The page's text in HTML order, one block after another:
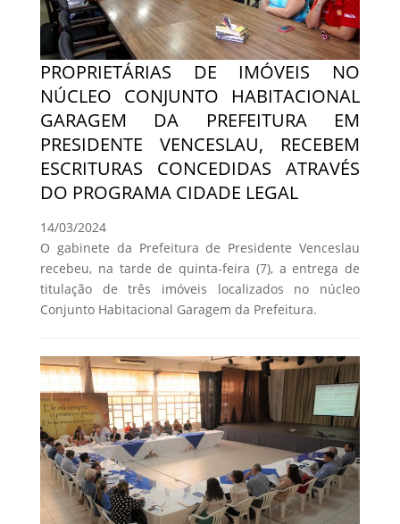
PROPRIETÁRIAS DE IMÓVEIS NO
NÚCLEO CONJUNTO HABITACIONAL
GARAGEM DA PREFEITURA EM
PRESIDENTE VENCESLAU, RECEBEM
ESCRITURAS CONCEDIDAS ATRAVÉS
DO PROGRAMA CIDADE LEGAL
14/03/2024
O gabinete da Prefeitura de Presidente Venceslau
recebeu, na tarde de quinta-feira (7), a entrega de
titulação de três imóveis localizados no núcleo
Conjunto Habitacional Garagem da Prefeitura.